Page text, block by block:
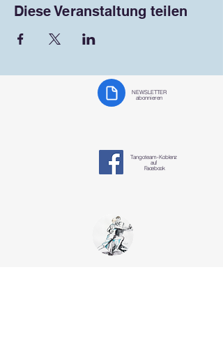
Diese Veranstaltung teilen
NEWSLETTER
abonnieren
Tangoteam-Koblenz
auf
Facebook